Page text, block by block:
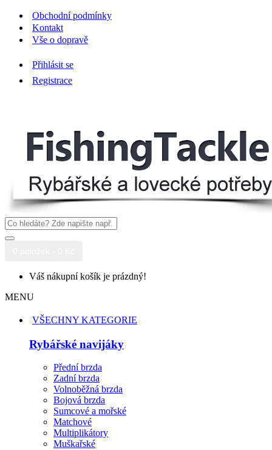
Obchodní podmínky
Kontakt
Vše o dopravě
Přihlásit se
Registrace
Váš nákupní košík je prázdný!
MENU
VŠECHNY KATEGORIE
Rybářské navijáky
Přední brzda
Zadní brzda
Volnoběžná brzda
Bojová brzda
Sumcové a mořské
Matchové
Multiplikátory
Muškařské